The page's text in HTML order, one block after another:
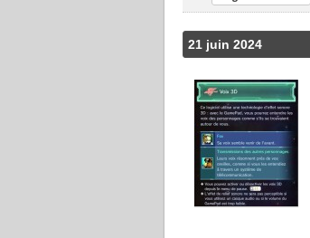
Impressions
›Coup d'oeil
21 juin 2024